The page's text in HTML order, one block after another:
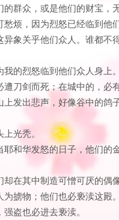
群众，或是他们的财宝，
烦，因为烈怒已经临到他们
象关乎他们众人。谁都不
的烈怒临到他们众人身上。
刀剑而死；在城中的，必
发出悲声，好像谷中的鸽子
光秃。
和华发怒的日子，他们的
在其中制造可憎可厌的偶
掳物；他们也必亵渎这殿。
盗也必进去亵渎。